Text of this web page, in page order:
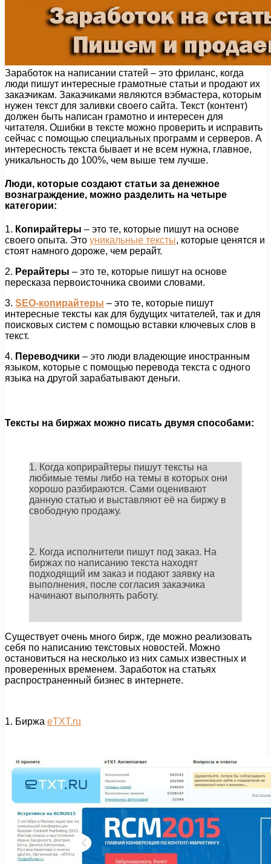
Заработок на написании статей – это фриланс, когда
люди пишут интересные грамотные статьи и продают их
заказчикам. Заказчиками являются вэбмастера, которым
нужен текст для заливки своего сайта. Текст (контент)
должен быть написан грамотно и интересен для
читателя. Ошибки в тексте можно проверить и исправить
сейчас с помощью специальных программ и серверов. А
интересность текста бывает и не всем нужна, главное,
уникальность до 100%, чем выше тем лучше.
Люди, которые создают статьи за денежное
вознаграждение, можно разделить на четыре
категории:
1. Копирайтеры – это те, которые пишут на основе
своего опыта. Это уникальные тексты, которые ценятся и
стоят намного дороже, чем рерайт.
2. Рерайтеры – это те, которые пишут на основе
пересказа первоисточника своими словами.
3. SEO-копирайтеры – это те, которые пишут
интересные тексты как для будущих читателей, так и для
поисковых систем с помощью вставки ключевых слов в
текст.
4. Переводчики – это люди владеющие иностранным
языком, которые с помощью перевода текста с одного
языка на другой зарабатывают деньги.
Тексты на биржах можно писать двумя способами:
1. Когда коприрайтеры пишут тексты на
любимые темы либо на темы в которых они
хорошо разбираются. Сами оценивают
данную статью и выставляют её на биржу в
свободную продажу.
2. Когда исполнители пишут под заказ. На
биржах по написанию текста находят
подходящий им заказ и подают заявку на
выполнения, после согласия заказчика
начинают выполнять работу.
Существует очень много бирж, где можно реализовать
себя по написанию текстовых новостей. Можно
остановиться на несколько из них самых известных и
проверенных временем. Заработок на статьях
распространенный бизнес в интернете.
1. Биржа еТХТ.ru